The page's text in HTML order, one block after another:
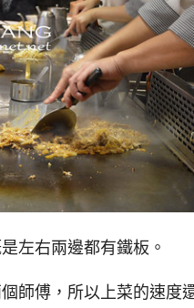
左右兩邊都有鐵板。
師傅，所以上菜的速度